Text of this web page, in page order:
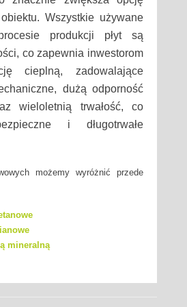
Wszystkie używane
produkcji płyt są
co zapewnia inwestorom
cieplną, zadowalające
dużą odporność
wieloletnią trwałość, co
i długotrwałe
możemy wyróżnić przede
mineralną